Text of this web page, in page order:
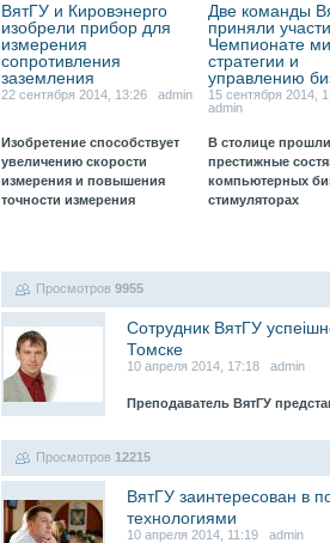
ВятГУ и Кировэнерго
изобрели прибор для
измерения
сопротивления
заземления
22 сентября 2014, 13:26 admin
Изобретение способствует
увеличению скорости
измерения и повышения
точности измерения
Две команды
приняли
Чемпионате
стратегии и
управлению
15 сентября 2014,
admin
В столице прошли
престижные
компьютерных
стимуляторах
Просмотров 9955
Cотрудник ВятГУ
Томске
10 апреля 2014, 17:18 admin
Преподаватель ВятГУ
Просмотров 12215
ВятГУ заинтересован в
технологиями
10 апреля 2014, 11:19 admin